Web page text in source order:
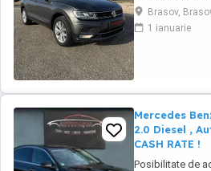
test drive si
nostru pentru
rate leasing
Brasov,
1 ianuarie
Mercedes
2.0 Diesel ,
CASH RATE !
Posibilitate de